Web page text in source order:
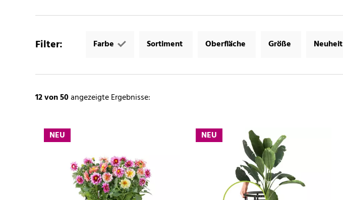
Filter: Farbe Sortiment Oberfläche Größe Neuheit
12von 50angezeigte Ergebnisse:
NEU NEU